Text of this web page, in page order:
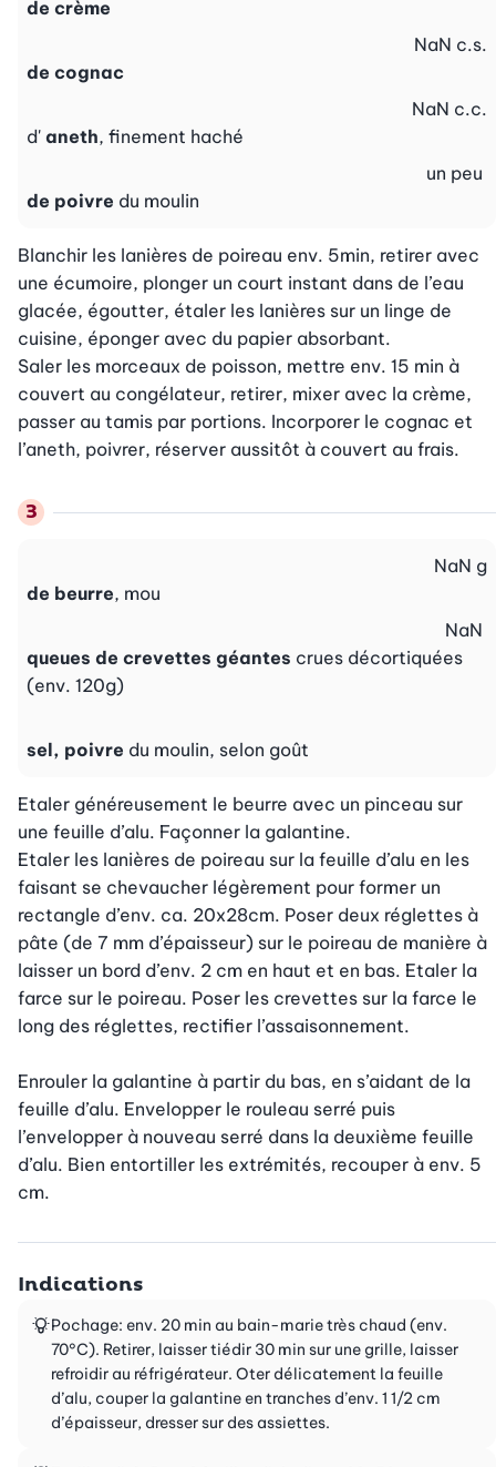
de crème
de cognac
NaN c.s.
d' aneth, finement haché
NaN c.c.
de poivre du moulin
un peu
Blanchir les lanières de poireau env. 5min, retirer avec
une écumoire, plonger un court instant dans de l’eau
glacée, égoutter, étaler les lanières sur un linge de
cuisine, éponger avec du papier absorbant.
Saler les morceaux de poisson, mettre env. 15 min à
couvert au congélateur, retirer, mixer avec la crème,
passer au tamis par portions. Incorporer le cognac et
l’aneth, poivrer, réserver aussitôt à couvert au frais.
de beurre, mou
NaN g
queues de crevettes géantes crues décortiquées
(env. 120g)
NaN
sel, poivre du moulin, selon goût
Etaler généreusement le beurre avec un pinceau sur
une feuille d’alu. Façonner la galantine.
Etaler les lanières de poireau sur la feuille d’alu en les
faisant se chevaucher légèrement pour former un
rectangle d’env. ca. 20x28cm. Poser deux réglettes à
pâte (de 7 mm d’épaisseur) sur le poireau de manière à
laisser un bord d’env. 2 cm en haut et en bas. Etaler la
farce sur le poireau. Poser les crevettes sur la farce le
long des réglettes, rectifier l’assaisonnement.
Enrouler la galantine à partir du bas, en s’aidant de la
feuille d’alu. Envelopper le rouleau serré puis
l’envelopper à nouveau serré dans la deuxième feuille
d’alu. Bien entortiller les extrémités, recouper à env. 5
cm.
Indications
Pochage: env. 20 min au bain-marie très chaud (env.
70°C). Retirer, laisser tiédir 30 min sur une grille, laisser
refroidir au réfrigérateur. Oter délicatement la feuille
d’alu, couper la galantine en tranches d’env. 1 1/2 cm
d’épaisseur, dresser sur des assiettes.